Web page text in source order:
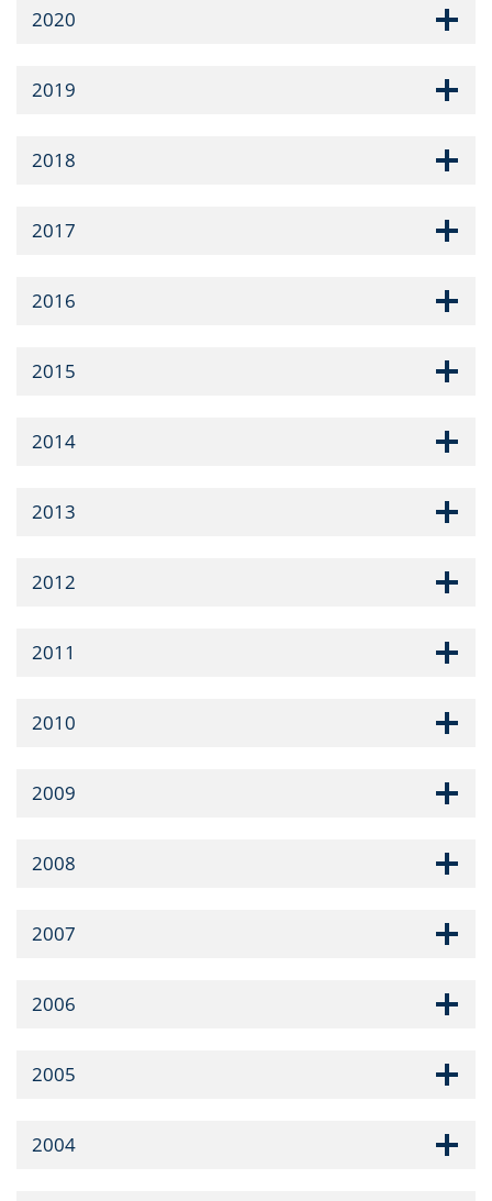
2020
2019
2018
2017
2016
2015
2014
2013
2012
2011
2010
2009
2008
2007
2006
2005
2004